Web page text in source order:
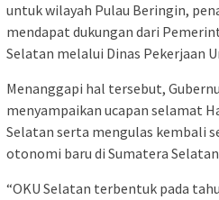
untuk wilayah Pulau Beringin,
mendapat dukungan dari
Selatan melalui Dinas Pekerjaan
Menanggapi hal tersebut,
menyampaikan ucapan selamat
Selatan serta mengulas kembali
otonomi baru di Sumatera
“OKU Selatan terbentuk pada